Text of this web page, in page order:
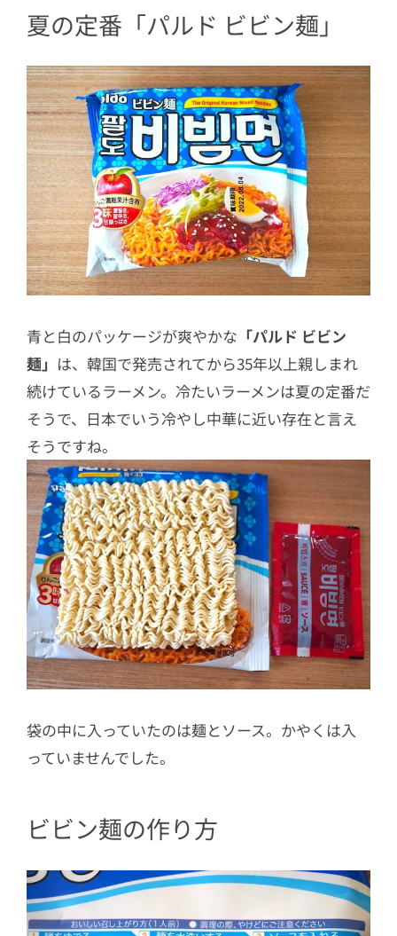
夏の定番「パルド ビビン麺」
青と白のパッケージが爽やかな 「パルド ビビン
麺」 は、韓国で発売されてから35年以上親しまれ
続けているラーメン。冷たいラーメンは夏の定番だ
そうで、日本でいう冷やし中華に近い存在と言え
そうですね。
袋の中に入っていたのは麺とソース。かやくは入
っていませんでした。
ビビン麺の作り方